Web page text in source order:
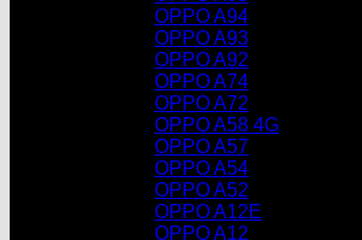
OPPO A94
OPPO A93
OPPO A92
OPPO A74
OPPO A72
OPPO A58 4G
OPPO A57
OPPO A54
OPPO A52
OPPO A12E
OPPO A12